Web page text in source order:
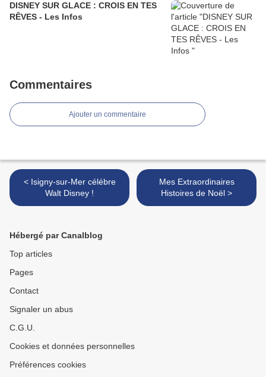
DISNEY SUR GLACE : CROIS EN TES
RÊVES - Les Infos
Commentaires
Ajouter un commentaire
< Isigny-sur-Mer célébre
Walt Disney !
Mes Extraordinaires
Histoires de Noël >
Hébergé par Canalblog
Top articles
Pages
Contact
Signaler un abus
C.G.U.
Cookies et données personnelles
Préférences cookies